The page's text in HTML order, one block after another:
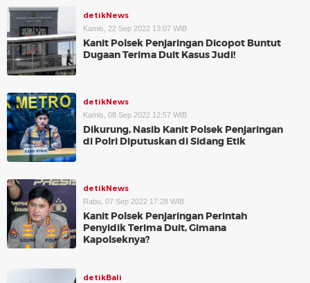
detikNews
Kamis, 22 Sep 2022 13:07 WIB
Kanit Polsek Penjaringan Dicopot Buntut
Dugaan Terima Duit Kasus Judi!
detikNews
Kamis, 08 Sep 2022 12:57 WIB
Dikurung, Nasib Kanit Polsek Penjaringan
di Polri Diputuskan di Sidang Etik
detikNews
Rabu, 07 Sep 2022 17:28 WIB
Kanit Polsek Penjaringan Perintah
Penyidik Terima Duit, Gimana
Kapolseknya?
detikBali